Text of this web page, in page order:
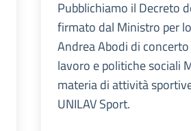
Pubblichiamo il Decreto
firmato dal Ministro per
Andrea Abodi di
lavoro e politiche sociali
materia di attività
UNILAV Sport.